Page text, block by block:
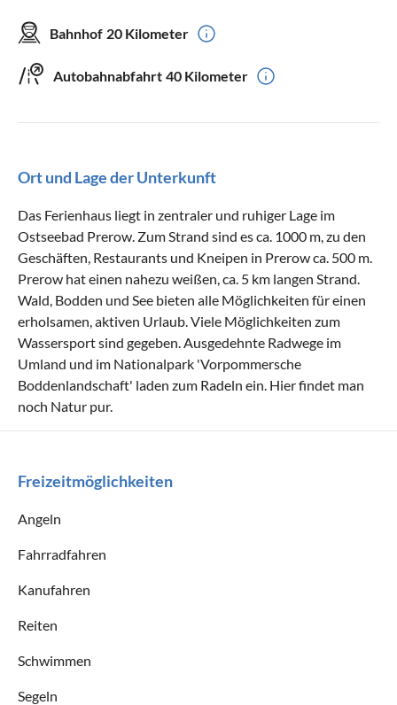
Bahnhof 20 Kilometer
Autobahnabfahrt 40 Kilometer
Ort und Lage der Unterkunft
Das Ferienhaus liegt in zentraler und ruhiger Lage im
Ostseebad Prerow. Zum Strand sind es ca. 1000 m, zu den
Geschäften, Restaurants und Kneipen in Prerow ca. 500 m.
Prerow hat einen nahezu weißen, ca. 5 km langen Strand.
Wald, Bodden und See bieten alle Möglichkeiten für einen
erholsamen, aktiven Urlaub. Viele Möglichkeiten zum
Wassersport sind gegeben. Ausgedehnte Radwege im
Umland und im Nationalpark 'Vorpommersche
Boddenlandschaft' laden zum Radeln ein. Hier findet man
noch Natur pur.
Freizeitmöglichkeiten
Angeln
Fahrradfahren
Kanufahren
Reiten
Schwimmen
Segeln